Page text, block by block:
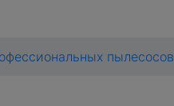
пылесосов